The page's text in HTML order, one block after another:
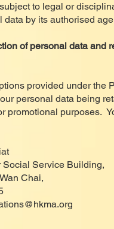
to legal or
by its authorised
of personal data and
provided under the
personal data being
promotional purposes.
Social Service Building,
Chai,